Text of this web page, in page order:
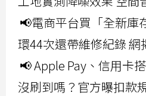
📢電商平台買「全新庫
環44次還帶維修紀錄 網
📢 Apple Pay、信用卡
沒刷到嗎？官方曝扣款